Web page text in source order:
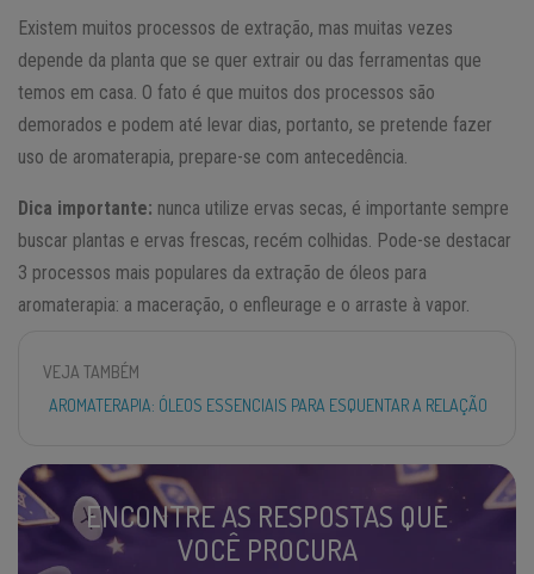
Existem muitos processos de extração, mas muitas vezes
depende da planta que se quer extrair ou das ferramentas que
temos em casa. O fato é que muitos dos processos são
demorados e podem até levar dias, portanto, se pretende fazer
uso de aromaterapia, prepare-se com antecedência.
Dica importante: nunca utilize ervas secas, é importante sempre
buscar plantas e ervas frescas, recém colhidas. Pode-se destacar
3 processos mais populares da extração de óleos para
aromaterapia: a maceração, o enfleurage e o arraste à vapor.
VEJA TAMBÉM
AROMATERAPIA: ÓLEOS ESSENCIAIS PARA ESQUENTAR A RELAÇÃO
ENCONTRE AS RESPOSTAS QUE
VOCÊ PROCURA